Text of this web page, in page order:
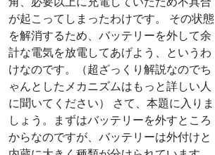
が起こってしまったわけです。 その状態
を解消するため、バッテリーを外して余
計な電気を放電してあげよう、というわ
けなのです。（超ざっくり解説なのでち
ゃんとしたメカニズムはもっと詳しい人
に聞いてください） さて、本題に入りま
しょう。まずはバッテリーを外すところ
からなのですが、バッテリーは外付けと